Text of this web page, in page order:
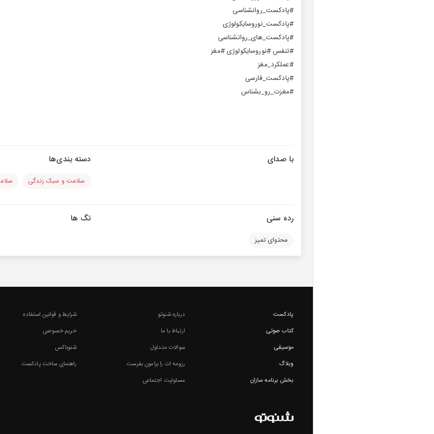
#پادکست_روانشناسی
#پادکست_نوروسایکولوژی
#پادکست_های_روانشناسی
#تنفس ‎#نوروسایکولوژی #مغز
#عملكرد_مغز
#پادكست_فارسى
#مغزت_رو_بشناس
با صدای دسته بندی‌ها
سلامت و سبک زندگی
رده سنی
محتوای تمیز
تگ ها
پادکست
کتاب صوتی
موسیقی
وبلاگ
بخش برنامه سازان
درباره شنوتو
ارتباط با ما
سوالات متداول
رزومه ات را برامون بفرست
مسئولیت اجتماعی
شرایط و قوانین استفاده
حریم خصوصی
شنوباکس
راهنمای ساخت پادکست